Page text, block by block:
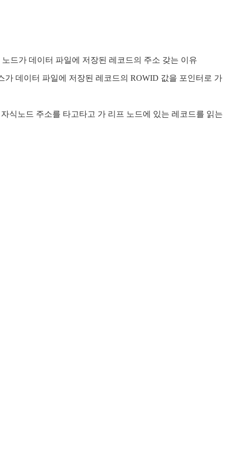
드가 데이터 파일에 저장된 레코드의 주소 갖는 이유
데이터 파일에 저장된 레코드의 ROWID 값을 포인터로 가
식노드 주소를 타고타고 가 리프 노드에 있는 레코드를 읽는